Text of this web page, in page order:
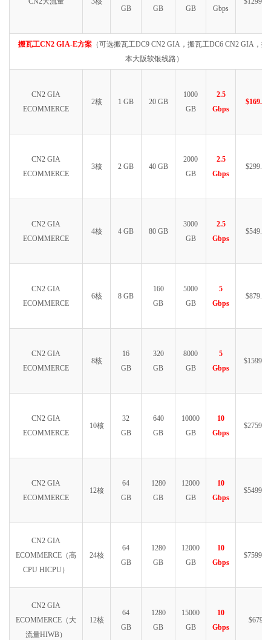
GB
GB GB Gbps
搬瓦工CN2 GIA-E方案 （可选搬瓦工DC9 CN2 GIA，搬瓦工DC6 CN2 GIA，搬
本大阪软银线路）
CN2 GIA
ECOMMERCE
2核 1 GB 20 GB
1000
GB
2.5
Gbps
$169.99
CN2 GIA
ECOMMERCE
3核 2 GB 40 GB
2000
GB
2.5
Gbps
$299.99
CN2 GIA
ECOMMERCE
4核 4 GB 80 GB
3000
GB
2.5
Gbps
$549.99
CN2 GIA
ECOMMERCE
6核 8 GB
160
GB
5000
GB
5
Gbps
$879.99
CN2 GIA
ECOMMERCE
8核
16
GB
320
GB
8000
GB
5
Gbps
$1599.99
CN2 GIA
ECOMMERCE
10核
32
GB
640
GB
10000
GB
10
Gbps
$2759.99
CN2 GIA
ECOMMERCE
12核
64
GB
1280
GB
12000
GB
10
Gbps
$5499.99
CN2 GIA
ECOMMERCE（高
CPU HICPU）
24核
64
GB
1280
GB
12000
GB
10
Gbps
$7599.99
CN2 GIA
ECOMMERCE（大
流量HIWB）
12核
64
GB
1280
GB
15000
GB
10
Gbps
$6790